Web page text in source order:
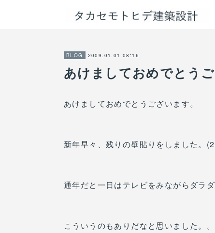
BLOG 2009.01.01 08:16
あけましておめでとう
あけましておめでとうございます。
新年早々、残りの壁貼りをしました。
通年だと一日はテレビをみながらダラ
こういうのもありだなと思いました。。